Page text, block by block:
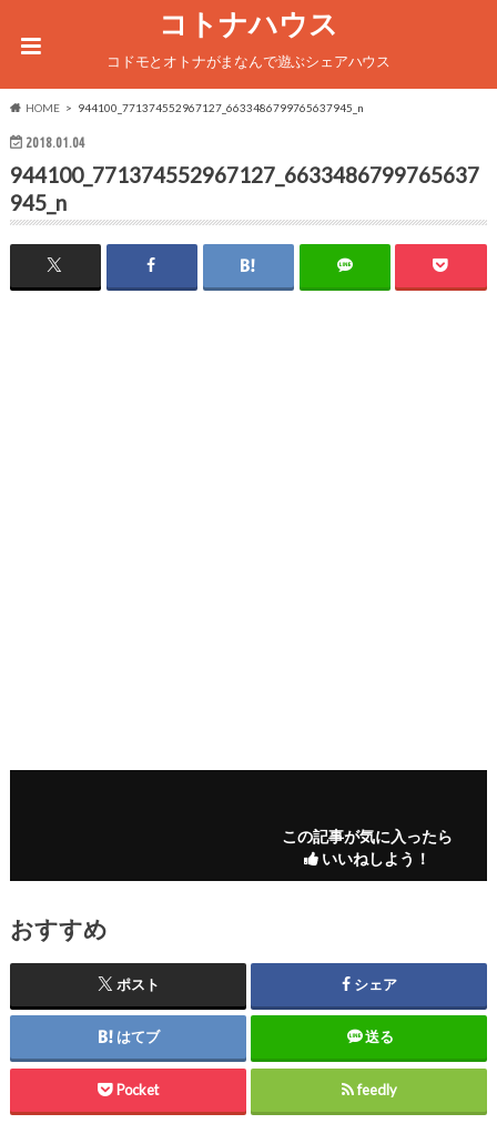
コトナハウス
コドモとオトナがまなんで遊ぶシェアハウス
HOME 944100_771374552967127_6633486799765637945_n
2018.01.04
944100_771374552967127_6633486799765637
945_n
この記事が気に入ったら
いいねしよう！
おすすめ
ポスト シェア
はてブ 送る
Pocket feedly